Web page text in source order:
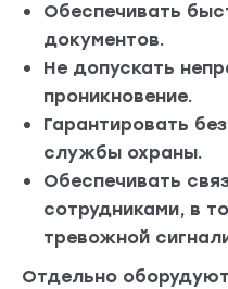
Обеспечивать
документов.
Не допускать
проникновение.
Гарантировать
службы охраны.
Обеспечивать
сотрудниками, в
тревожной
Отдельно